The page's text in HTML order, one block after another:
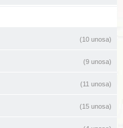
(10 unosa)
(9 unosa)
(11 unosa)
(15 unosa)